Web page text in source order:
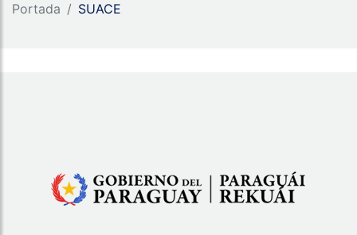
Portada SUACE